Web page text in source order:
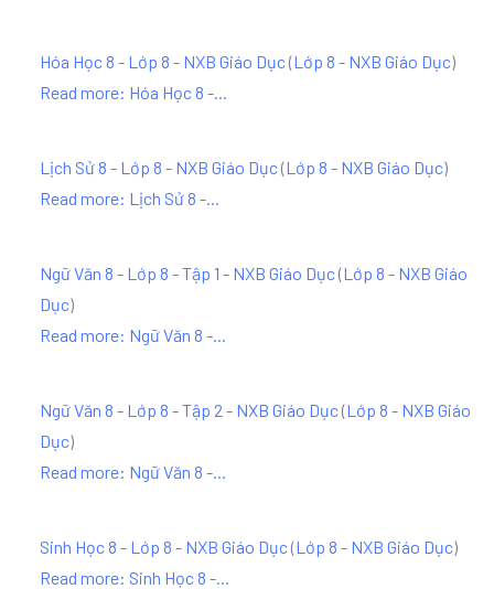
Hóa Học 8 - Lớp 8 - NXB Giáo Dục(Lớp 8 - NXB Giáo Dục)
Read more: Hóa Học 8 -...
Lịch Sử 8 - Lớp 8 - NXB Giáo Dục(Lớp 8 - NXB Giáo Dục)
Read more: Lịch Sử 8 -...
Ngữ Văn 8 - Lớp 8 - Tập 1 - NXB Giáo Dục(Lớp 8 - NXB Giáo
Dục)
Read more: Ngữ Văn 8 -...
Ngữ Văn 8 - Lớp 8 - Tập 2 - NXB Giáo Dục(Lớp 8 - NXB Giáo
Dục)
Read more: Ngữ Văn 8 -...
Sinh Học 8 - Lớp 8 - NXB Giáo Dục(Lớp 8 - NXB Giáo Dục)
Read more: Sinh Học 8 -...